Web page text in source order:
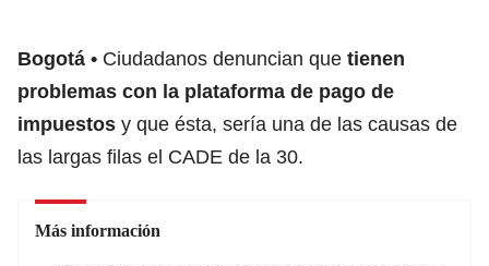
Bogotá Ciudadanos denuncian que tienen
problemas con la plataforma de pago de
impuestos y que ésta, sería una de las causas de
las largas filas el CADE de la 30.
Más información